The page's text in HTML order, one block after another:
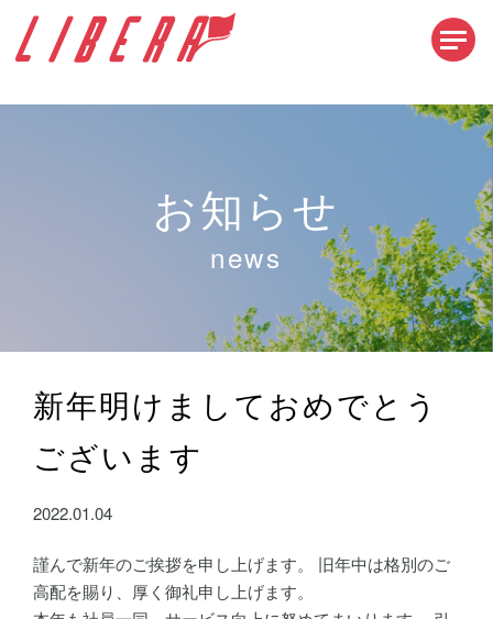
お知らせ
news
新年明けましておめでとう
ございます
2022.01.04
謹んで新年のご挨拶を申し上げます。 旧年中は格別のご
高配を賜り、厚く御礼申し上げます。